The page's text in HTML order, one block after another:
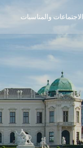
الاجتماعات والمناسبات